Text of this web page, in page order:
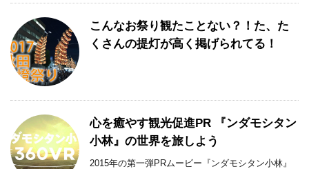
こんなお祭り観たことない？！た、た
くさんの提灯が高く掲げられてる！
心を癒やす観光促進PR 『ンダモシタン
小林』の世界を旅しよう
2015年の第一弾PRムービー『ンダモシタン小林』